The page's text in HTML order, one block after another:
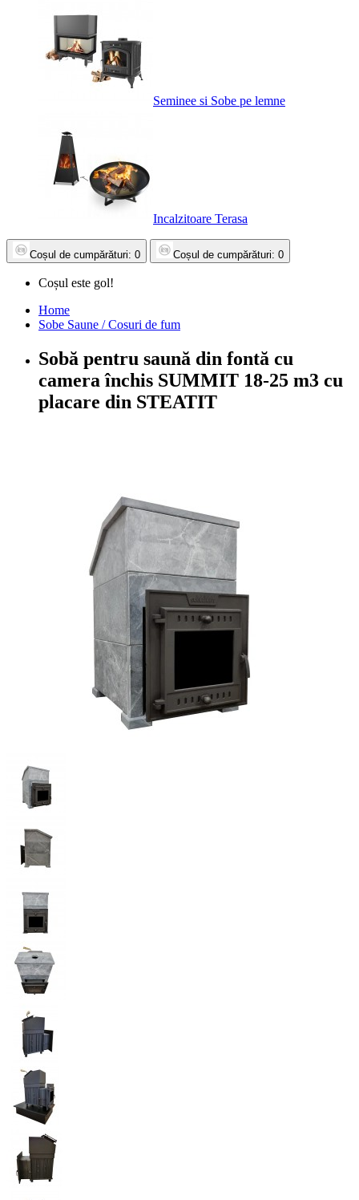
Seminee si Sobe pe lemne
Incalzitoare Terasa
Coșul de cumpărături: 0 Coșul de cumpărături: 0
Coșul este gol!
Home
Sobe Saune / Cosuri de fum
Sobă pentru saună din fontă cu
camera închis SUMMIT 18-25 m3 cu
placare din STEATIT